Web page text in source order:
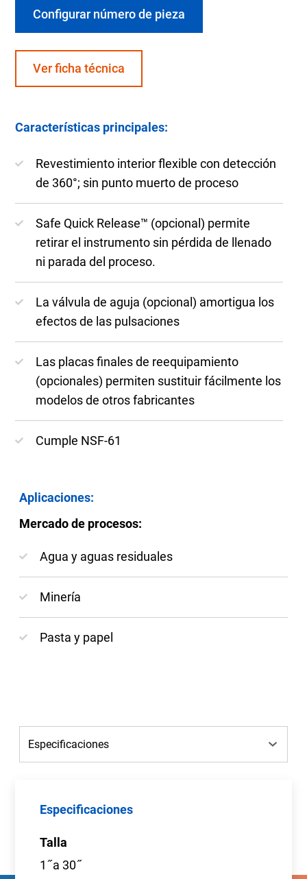
Configurar número de pieza
Ver ficha técnica
Características principales:
Revestimiento interior flexible con detección
de 360°; sin punto muerto de proceso
Safe Quick Release™ (opcional) permite
retirar el instrumento sin pérdida de llenado
ni parada del proceso.
La válvula de aguja (opcional) amortigua los
efectos de las pulsaciones
Las placas finales de reequipamiento
(opcionales) permiten sustituir fácilmente los
modelos de otros fabricantes
Cumple NSF-61
Aplicaciones:
Mercado de procesos:
Agua y aguas residuales
Minería
Pasta y papel
Especificaciones
Talla
1 ̋ a 30 ̋